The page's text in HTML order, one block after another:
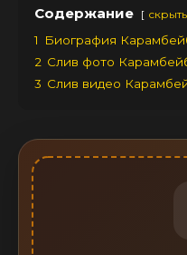
Содержание скрыть
1
Биография
2 Слив фото
3 Слив видео